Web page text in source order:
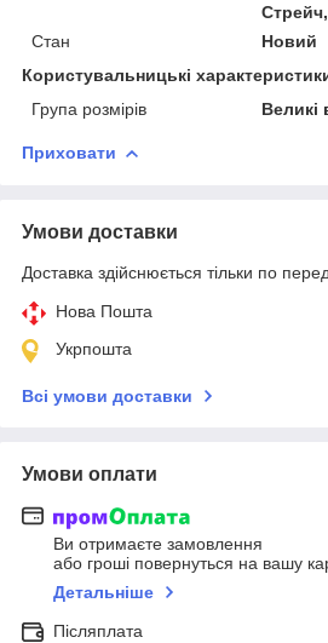
Стан
Новий
Користувальницькі
Група розмірів
Великі
Приховати
Умови доставки
Доставка здійснюється тільки по
Нова Пошта
Укрпошта
Всі умови доставки
Умови оплати
Ви отримаєте замовлення
або гроші повернуться на вашу
Детальніше
Післяплата